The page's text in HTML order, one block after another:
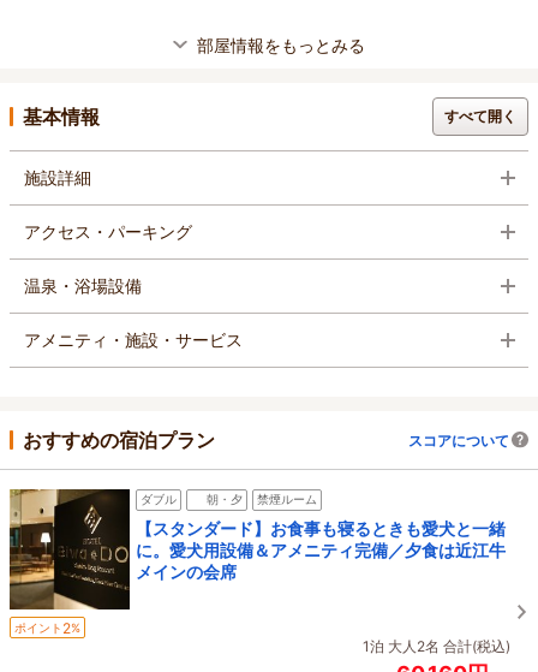
部屋情報をもっとみる
基本情報 すべて開く
施設詳細
アクセス・パーキング
温泉・浴場設備
アメニティ・施設・サービス
おすすめの宿泊プラン スコアについて
ダブル 朝・夕 禁煙ルーム
【スタンダード】お食事も寝るときも愛犬と一緒
に。愛犬用設備＆アメニティ完備／夕食は近江牛
メインの会席
ポイント 2%
1泊 大人2名 合計(税込)